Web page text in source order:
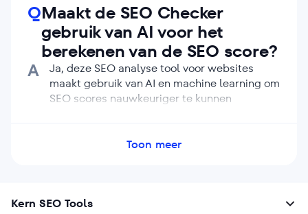
QMaakt de SEO Checker
gebruik van AI voor het
berekenen van de SEO score?
A
Ja, deze SEO analyse tool voor websites
maakt gebruik van AI en machine learning om
SEO scores nauwkeuriger te kunnen
van concurrenten en gepersonaliseerde
Toon meer
Kern SEO Tools